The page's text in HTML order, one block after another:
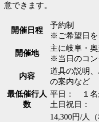
意できます。
開催日程
予約制
※ご希望日を
開催地
主に岐阜・
※当日のコン
内容
道具の説明
の案内など
最低催行人
数
平日： １名
土日祝日：
14,300円/人（